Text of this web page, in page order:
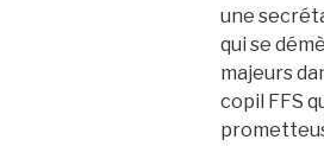
une
qui se
majeurs
copil FFS